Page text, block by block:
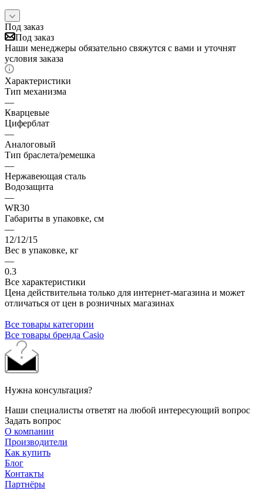
Под заказ
Под заказ
Наши менеджеры обязательно свяжутся с вами и уточнят
условия заказа
Характеристики
Тип механизма
—
Кварцевые
Циферблат
—
Аналоговый
Тип браслета/ремешка
—
Нержавеющая сталь
Водозащита
—
WR30
Габариты в упаковке, см
—
12/12/15
Вес в упаковке, кг
—
0.3
Все характеристики
Цена действительна только для интернет-магазина и может
отличаться от цен в розничных магазинах
Все товары категории
Все товары бренда Casio
Нужна консультация?
Наши специалисты ответят на любой интересующий вопрос
Задать вопрос
О компании
Производители
Как купить
Блог
Контакты
Партнёры